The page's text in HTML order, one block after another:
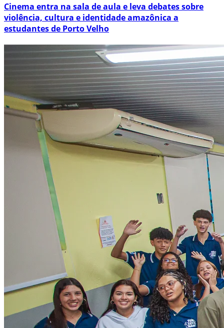
Cinema entra na sala de aula e leva debates sobre
violência, cultura e identidade amazônica a
estudantes de Porto Velho